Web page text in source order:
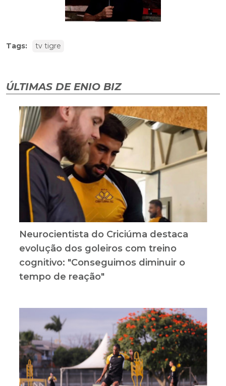
Tags: tv tigre
ÚLTIMAS DE ENIO BIZ
Neurocientista do Criciúma destaca
evolução dos goleiros com treino
cognitivo: "Conseguimos diminuir o
tempo de reação"